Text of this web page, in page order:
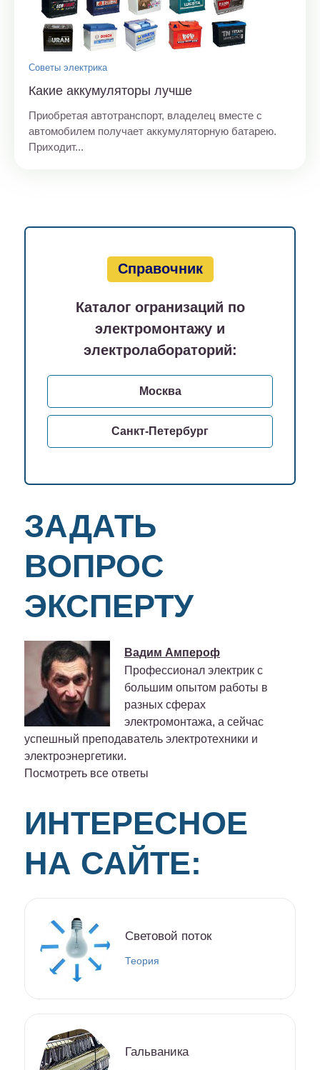
Советы электрика
Какие аккумуляторы лучше
Приобретая автотранспорт, владелец вместе с
автомобилем получает аккумуляторную батарею.
Приходит...
Справочник
Каталог огранизаций по
электромонтажу и
электролабораторий:
Москва
Санкт-Петербург
ЗАДАТЬ
ВОПРОС
ЭКСПЕРТУ
Вадим Ампероф
Профессионал электрик с
большим опытом работы в
разных сферах
электромонтажа, а сейчас
успешный преподаватель электротехники и
электроэнергетики.
Посмотреть все ответы
ИНТЕРЕСНОЕ
НА САЙТЕ:
Световой поток
Теория
Гальваника